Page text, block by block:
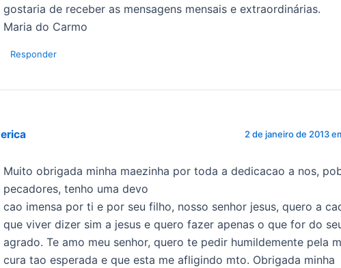
gostaria de receber as mensagens mensais e extraordinárias.
Maria do Carmo
Responder
erica 2 de janeiro de 2013
Muito obrigada minha maezinha por toda a dedicacao a nos,
pecadores, tenho uma devo
cao imensa por ti e por seu filho, nosso senhor jesus, quero a
que viver dizer sim a jesus e quero fazer apenas o que for do
agrado. Te amo meu senhor, quero te pedir humildemente pela
cura tao esperada e que esta me afligindo mto. Obrigada minha